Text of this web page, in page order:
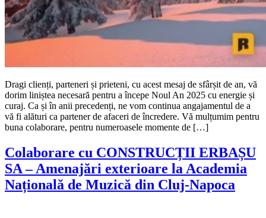
Dragi clienți, parteneri și prieteni, cu acest mesaj de sfârșit de an, vă
dorim liniștea necesară pentru a începe Noul An 2025 cu energie și
curaj. Ca și în anii precedenți, ne vom continua angajamentul de a
vă fi alături ca partener de afaceri de încredere. Vă mulțumim pentru
buna colaborare, pentru numeroasele momente de […]
Colaborare cu CONSTRUCȚII ERBAȘU
SA – Amenajări exterioare la Academia
Națională de Muzică din Cluj-Napoca